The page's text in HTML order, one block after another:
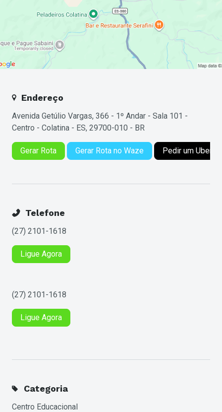
Endereço
Avenida Getúlio Vargas, 366 - 1º Andar - Sala 101 -
Centro - Colatina - ES, 29700-010 - BR
Gerar Rota Gerar Rota no Waze Pedir um Uber
Telefone
(27) 2101-1618
Ligue Agora
(27) 2101-1618
Ligue Agora
Categoria
Centro Educacional